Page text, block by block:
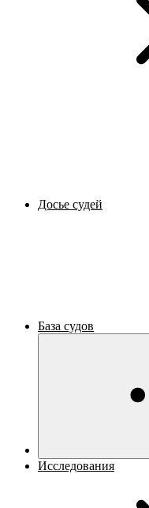
Досье судей
База судов
Исследования